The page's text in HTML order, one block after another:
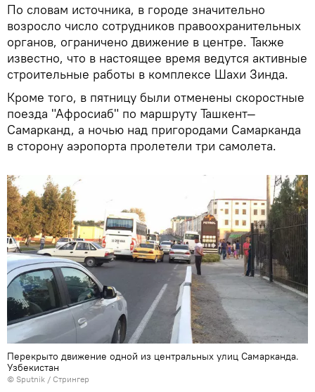
По словам источника, в городе значительно
возросло число сотрудников правоохранительных
органов, ограничено движение в центре. Также
известно, что в настоящее время ведутся активные
строительные работы в комплексе Шахи Зинда.
Кроме того, в пятницу были отменены скоростные
поезда "Афросиаб" по маршруту Ташкент—
Самарканд, а ночью над пригородами Самарканда
в сторону аэропорта пролетели три самолета.
Перекрыто движение одной из центральных улиц Самарканда.
Узбекистан
© Sputnik / Стрингер